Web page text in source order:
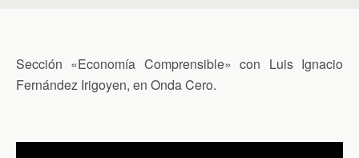
Sección «Economía Comprensible» con Luis Ignacio
Fernández Irigoyen, en Onda Cero.